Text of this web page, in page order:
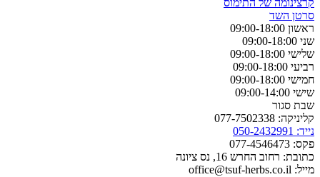
קרצינומה של התימוס
סרטן השד
ראשון 09:00-18:00
שני 09:00-18:00
שלישי 09:00-18:00
רביעי 09:00-18:00
חמישי 09:00-18:00
שישי 09:00-14:00
שבת סגור
קליניקה: 077-7502338
נייד: 050-2432991
פקס: 077-4546473
כתובת: רחוב החרש 16, נס ציונה
מייל: office@tsuf-herbs.co.il